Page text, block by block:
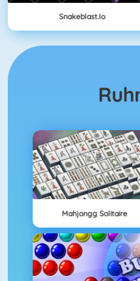
Snakeblast.io
Mahjongg Solitaire